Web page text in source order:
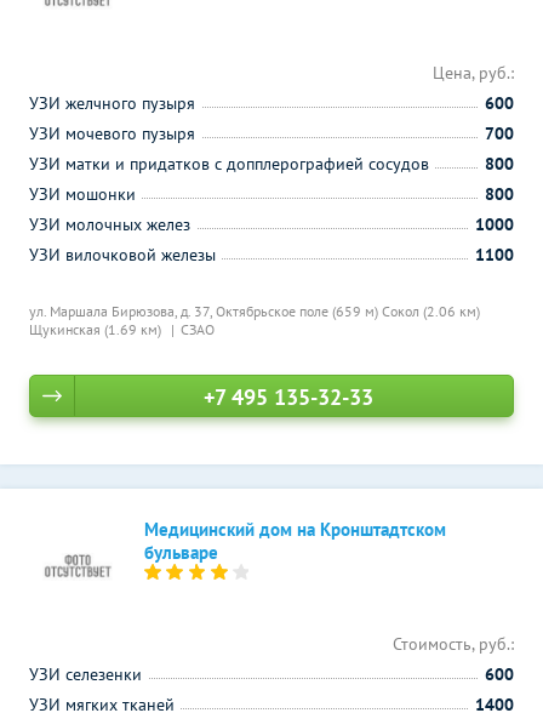
ул. Маршала Бирюзова, д. 37, Октябрьское поле (659 м) Сокол (2.06 км)
Щукинская (1.69 км)
СЗАО
Цена, руб.:
УЗИ желчного пузыря
600
УЗИ мочевого пузыря
700
УЗИ матки и придатков с допплерографией сосудов
800
УЗИ мошонки
800
УЗИ молочных желез
1000
УЗИ вилочковой железы
1100
+7 495 135-32-33
Медицинский дом на Кронштадтском
бульваре
Стоимость, руб.:
УЗИ селезенки
600
УЗИ мягких тканей
1400